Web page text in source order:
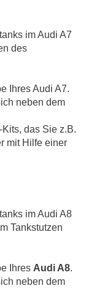
im Audi A7
des
Ihres Audi A7.
neben dem
das Sie z.B.
mit Hilfe einer
im Audi A8
Tankstutzen
Ihres Audi A8.
neben dem